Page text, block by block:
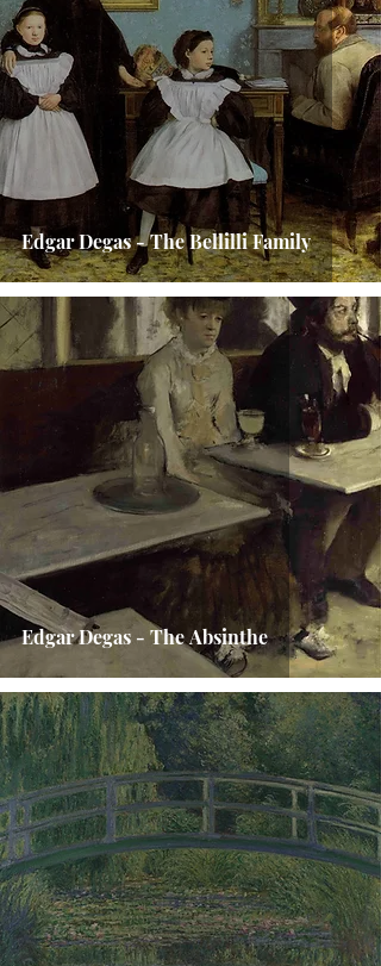
Edgar Degas - The Bellilli Family
Edgar Degas - The Absinthe